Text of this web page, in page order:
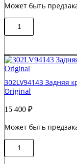
/
/
Original
Может быть
Количество
товара
302NG94021
Узел
подачи
бумаги
Kyocera
1801/2200
302LV94143 Задняя
Original
15 400 ₽
Может быть
Количество
товара